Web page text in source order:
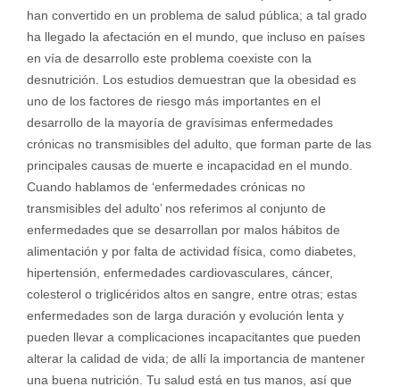
han convertido en un problema de salud pública; a tal grado
ha llegado la afectación en el mundo, que incluso en países
en vía de desarrollo este problema coexiste con la
desnutrición. Los estudios demuestran que la obesidad es
uno de los factores de riesgo más importantes en el
desarrollo de la mayoría de gravísimas enfermedades
crónicas no transmisibles del adulto, que forman parte de las
principales causas de muerte e incapacidad en el mundo.
Cuando hablamos de ‘enfermedades crónicas no
transmisibles del adulto’ nos referimos al conjunto de
enfermedades que se desarrollan por malos hábitos de
alimentación y por falta de actividad física, como diabetes,
hipertensión, enfermedades cardiovasculares, cáncer,
colesterol o triglicéridos altos en sangre, entre otras; estas
enfermedades son de larga duración y evolución lenta y
pueden llevar a complicaciones incapacitantes que pueden
alterar la calidad de vida; de allí la importancia de mantener
una buena nutrición. Tu salud está en tus manos, así que